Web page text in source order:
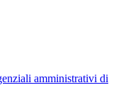
amministrativi di